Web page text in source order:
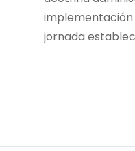
implementación
jornada